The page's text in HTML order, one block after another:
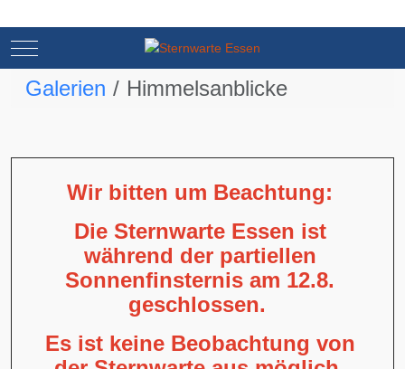
Mobile Menu Toggle
Galerien Himmelsanblicke
Wir bitten um Beachtung:
Die Sternwarte Essen ist
während der partiellen
Sonnenfinsternis am 12.8.
geschlossen.
Es ist keine Beobachtung von